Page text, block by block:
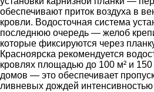
обеспечивают приток воздуха в
кровли. Водосточная система
последнюю очередь — желоб
которые фиксируются через
Красноярска рекомендуется
кровлях площадью до 100 м² и
домов — это обеспечивает
ливневых дождей